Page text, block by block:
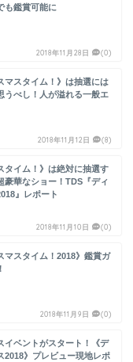
も鑑賞可能に
2018年11月28日 (0)
マスタイム！》は抽選には
うべし！人が溢れる一般エ
2018年11月12日 (8)
タイム！》は絶対に抽選す
豪華なショー！TDS『ディ
』レポート
2018年11月10日 (0)
マスタイム！2018》鑑賞ガ
2018年11月9日 (0)
イベントがスタート！《デ
2018》プレビュー現地レポ